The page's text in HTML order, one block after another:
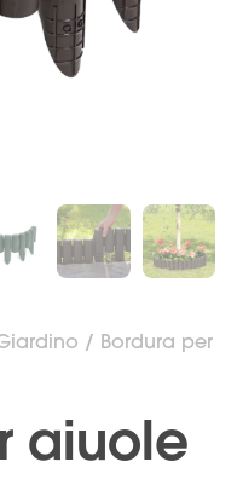
/ Bordura per
aiuole